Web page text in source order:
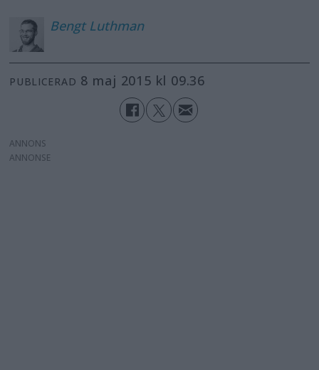
Bengt Luthman
PUBLICERAD 8 maj 2015 kl 09.36
ANNONS